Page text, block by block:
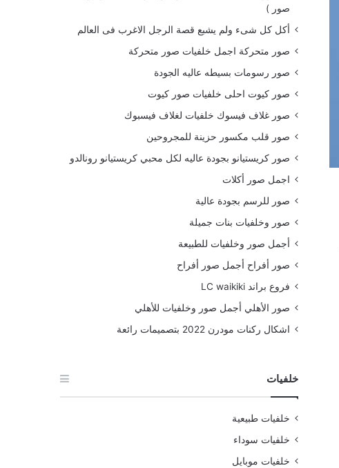
صور )
أكل كل شىء ولم يشبع قصة الرجل الاغرب فى العالم
صور متحركة اجمل خلفيات صور متحركة
صور رسومات بسيطه عاليه الجودة
صور كيوت احلى خلفيات صور كيوت
صور غلاف فيسوك خلفيات لغلاف فيسبوك
صور قلب مكسور حزينة للمجروحين
صور كريستيانو بجودة عاليه لكل محبي كريستيانو رونالدو
اجمل صور أكلات
صور للرسم بجودة عالية
صور وخلفيات بنات جميلة
أجمل صور وخلفيات للطبيعة
صور أفراح أجمل صور أفراح
فروع براند LC waikiki
صور الأهلي أجمل صور وخلفيات للأهلي
اشكال ركنات مودرن 2022 بتصميمات رائعة
خلفيات
خلفيات طبيعية
خلفيات سوداء
خلفيات موبايل